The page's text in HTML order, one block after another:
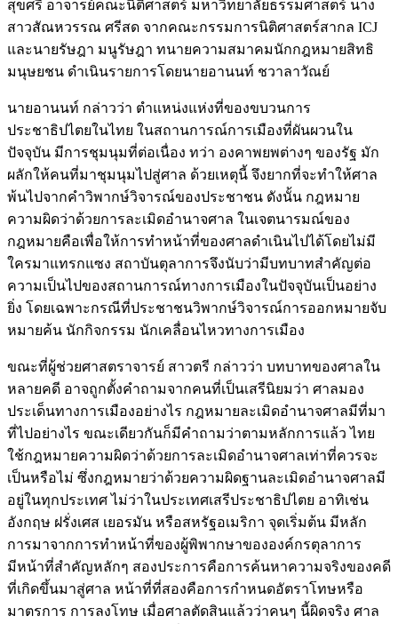
สุขศรี อาจารย์คณะนิติศาสตร์ มหาวิทยาลัยธรรมศาสตร์ นาง
สาวสัณหวรรณ ศรีสด จากคณะกรรมการนิติศาสตร์สากล ICJ
และนายรัษฎา มนูรัษฎา ทนายความสมาคมนักกฎหมายสิทธิ
มนุษยชน ดำเนินรายการโดยนายอานนท์ ชวาลาวัณย์
นายอานนท์ กล่าวว่า ตำแหน่งแห่งที่ของขบวนการ
ประชาธิปไตยในไทย ในสถานการณ์การเมืองที่ผันผวนใน
ปัจจุบัน มีการชุมนุมที่ต่อเนื่อง ทว่า องคาพยพต่างๆ ของรัฐ มัก
ผลักให้คนที่มาชุมนุมไปสู่ศาล ด้วยเหตุนี้ จึงยากที่จะทำให้ศาล
พ้นไปจากคำวิพากษ์วิจารณ์ของประชาชน ดังนั้น กฎหมาย
ความผิดว่าด้วยการละเมิดอำนาจศาล ในเจตนารมณ์ของ
กฎหมายคือเพื่อให้การทำหน้าที่ของศาลดำเนินไปได้โดยไม่มี
ใครมาแทรกแซง สถาบันตุลาการจึงนับว่ามีบทบาทสำคัญต่อ
ความเป็นไปของสถานการณ์ทางการเมืองในปัจจุบันเป็นอย่าง
ยิ่ง โดยเฉพาะกรณีที่ประชาชนวิพากษ์วิจารณ์การออกหมายจับ
หมายค้น นักกิจกรรม นักเคลื่อนไหวทางการเมือง
ขณะที่ผู้ช่วยศาสตราจารย์ สาวตรี กล่าวว่า บทบาทของศาลใน
หลายคดี อาจถูกตั้งคำถามจากคนที่เป็นเสรีนิยมว่า ศาลมอง
ประเด็นทางการเมืองอย่างไร กฎหมายละเมิดอำนาจศาลมีที่มา
ที่ไปอย่างไร ขณะเดียวกันก็มีคำถามว่าตามหลักการแล้ว ไทย
ใช้กฎหมายความผิดว่าด้วยการละเมิดอำนาจศาลเท่าที่ควรจะ
เป็นหรือไม่ ซึ่งกฎหมายว่าด้วยความผิดฐานละเมิดอำนาจศาลมี
อยู่ในทุกประเทศ ไม่ว่าในประเทศเสรีประชาธิปไตย อาทิเช่น
อังกฤษ ฝรั่งเศส เยอรมัน หรือสหรัฐอเมริกา จุดเริ่มต้น มีหลัก
การมาจากการทำหน้าที่ของผู้พิพากษาขององค์กรตุลาการ
มีหน้าที่สำคัญหลักๆ สองประการคือการค้นหาความจริงของคดี
ที่เกิดขึ้นมาสู่ศาล หน้าที่ที่สองคือการกำหนดอัตราโทษหรือ
มาตรการ การลงโทษ เมื่อศาลตัดสินแล้วว่าคนๆ นี้ผิดจริง ศาล